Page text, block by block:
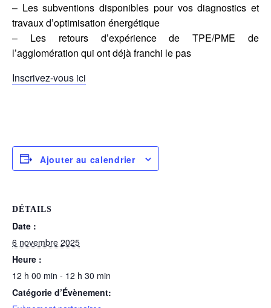
– Les subventions disponibles pour vos diagnostics et
travaux d’optimisation énergétique
– Les retours d’expérience de TPE/PME de
l’agglomération qui ont déjà franchi le pas
Inscrivez-vous ici
Ajouter au calendrier
DÉTAILS
Date :
6 novembre 2025
Heure :
12 h 00 min - 12 h 30 min
Catégorie d’Évènement: